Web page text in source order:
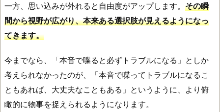
一方、思い込みが外れると自由度がアップします。 その瞬
間から視野が広がり、本来ある選択肢が見えるようになっ
てきます。
今までなら、「本音で喋ると必ずトラブルになる」としか
考えられなかったのが、「本音で喋ってトラブルになるこ
ともあれば、大丈夫なこともある」というように、より俯
瞰的に物事を捉えられるようになります。